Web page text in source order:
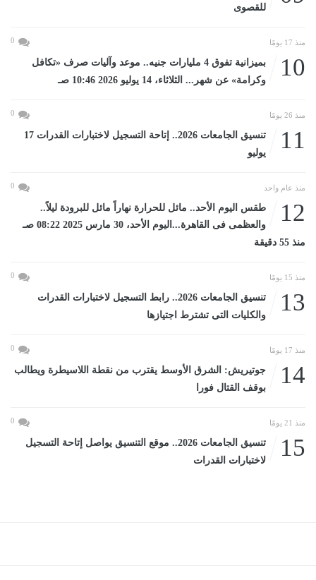
للقصوى
منذ 17 يومًا 0
10
بميزانية تفوق 4 مليارات جنيه.. موعد وآليات صرف «تكافل
وكرامة» عن شهر... الثلاثاء، 14 يوليو 2026 10:46 صـ
منذ 26 يومًا 0
11
تنسيق الجامعات 2026.. إتاحة التسجيل لاختبارات القدرات 17
يوليو
منذ عام واحد 0
12
طقس اليوم الأحد.. مائل للحرارة نهاراً مائل للبرودة ليلاً..
والعظمى فى القاهرة...اليوم الأحد، 30 مارس 2025 08:22 صـ
منذ 55 دقيقة
منذ 15 يومًا 0
13
تنسيق الجامعات 2026.. رابط التسجيل لاختبارات القدرات
والكليات التى تشترط اجتيازها
منذ 17 يومًا 0
14
جوتيريش: الشرق الأوسط يقترب من نقطة اللاسيطرة ويطالب
بوقف القتال فورا
منذ 21 يومًا 0
15
تنسيق الجامعات 2026.. موقع التنسيق يواصل إتاحة التسجيل
لاختبارات القدرات